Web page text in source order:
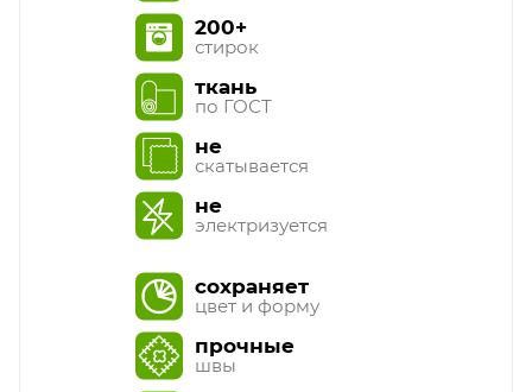
200+
стирок
ткань
по ГОСТ
не
скатывается
не
электризуется
сохраняет
цвет и форму
прочные
швы